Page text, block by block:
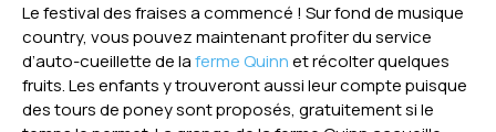
Le festival des fraises a commencé ! Sur fond de musique
country, vous pouvez maintenant profiter du service
d’auto-cueillette de laferme Quinnet récolter quelques
fruits. Les enfants y trouveront aussi leur compte puisque
des tours de poney sont proposés, gratuitement si le